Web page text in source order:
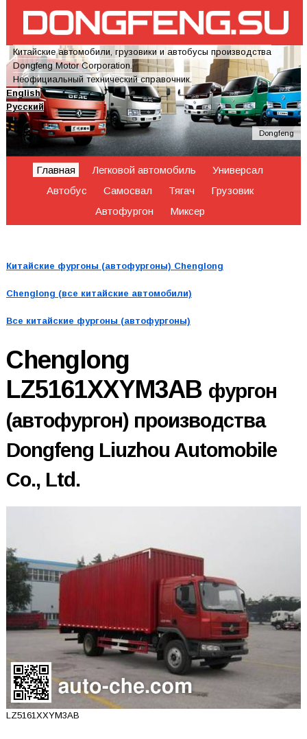
Китайские автомобили, грузовики и автобусы производства
Dongfeng Motor Corporation.
Неофициальный технический справочник.
English
Русский
Dongfeng
Главная Легковой автомобиль
Универсал
Автобус
Самосвал Тягач
Грузовик
Автофургон
Миксер
Китайские фургоны (автофургоны) Chenglong
Chenglong (все китайские автомобили)
Все китайские фургоны (автофургоны)
Chenglong
LZ5161XXYM3AB фургон
(автофургон) производства
Dongfeng Liuzhou Automobile
Co., Ltd.
LZ5161XXYM3AB